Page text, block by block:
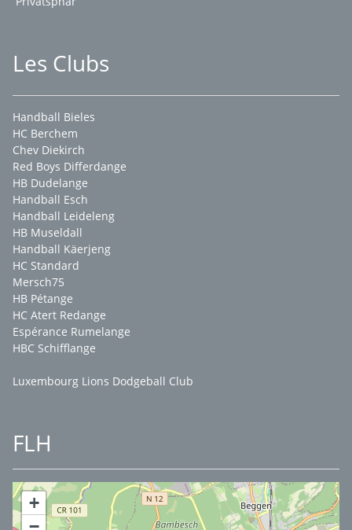
Les Clubs
Handball Bieles
HC Berchem
Chev Diekirch
Red Boys Differdange
HB Dudelange
Handball Esch
Handball Leideleng
HB Museldall
Handball Käerjeng
HC Standard
Mersch75
HB Pétange
HC Atert Redange
Espérance Rumelange
HBC Schifflange
Luxembourg Lions Dodgeball Club
FLH
+